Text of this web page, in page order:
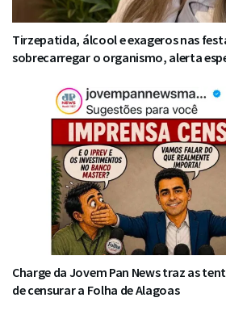
Tirzepatida, álcool e exageros nas
sobrecarregar o organismo, alerta
Charge da Jovem Pan News traz as
de censurar a Folha de Alagoas